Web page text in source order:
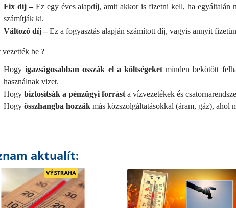
Fix díj – Ez egy éves alapdíj, amit akkor is fizetni kell, ha egyáltalán
számítják ki.
Változó díj –Ez a fogyasztás alapján számított díj, vagyis annyit
be ?
Hogyigazságosabban osszák el a költségeketminden bekötött
használnak vizet.
Hogy biztosítsák a pénzügyi forrást a vízvezetékek és
Hogy összhangba hozzák más közszolgáltatásokkal (áram, gáz), ahol
aktualít: